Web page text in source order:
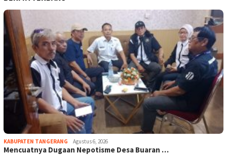
KABUPATEN TANGERANG Agustus 6, 2026
Mencuatnya Dugaan Nepotisme Desa Buaran …